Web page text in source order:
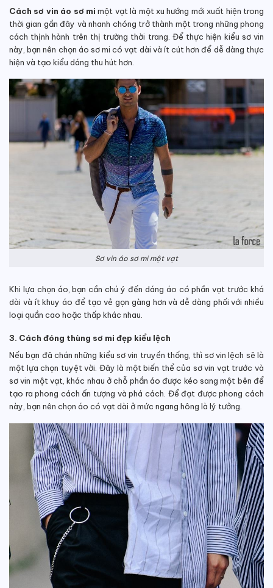
Cách sơ vin áo sơ mi một vạt là một xu hướng mới xuất hiện trong
thời gian gần đây và nhanh chóng trở thành một trong những phong
cách thịnh hành trên thị trường thời trang. Để thực hiện kiểu sơ vin
này, bạn nên chọn áo sơ mi có vạt dài và ít cút hơn để dễ dàng thực
hiện và tạo kiểu dáng thu hút hơn.
Sơ vin áo sơ mi một vạt
Khi lựa chọn áo, bạn cần chú ý đến dáng áo có phần vạt trước khá
dài và ít khuy áo để tạo vẻ gọn gàng hơn và dễ dàng phối với nhiều
loại quần cao hoặc thấp khác nhau.
3. Cách đóng thùng sơ mi đẹp kiểu lệch
Nếu bạn đã chán những kiểu sơ vin truyền thống, thì sơ vin lệch sẽ là
một lựa chọn tuyệt vời. Đây là một biến thể của sơ vin vạt trước và
sơ vin một vạt, khác nhau ở chỗ phần áo được kéo sang một bên để
tạo ra phong cách ấn tượng và phá cách. Để đạt được phong cách
này, bạn nên chọn áo có vạt dài ở mức ngang hông là lý tưởng.